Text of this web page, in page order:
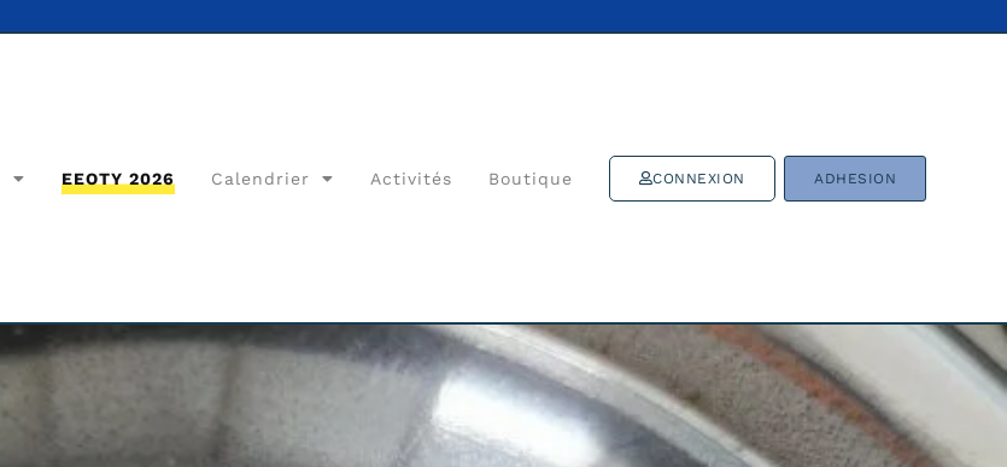
EEOTY 2026 Calendrier Activités Boutique CONNEXION ADHESION